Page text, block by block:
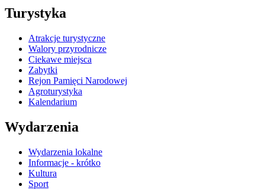
Turystyka
Atrakcje turystyczne
Walory przyrodnicze
Ciekawe miejsca
Zabytki
Rejon Pamięci Narodowej
Agroturystyka
Kalendarium
Wydarzenia
Wydarzenia lokalne
Informacje - krótko
Kultura
Sport